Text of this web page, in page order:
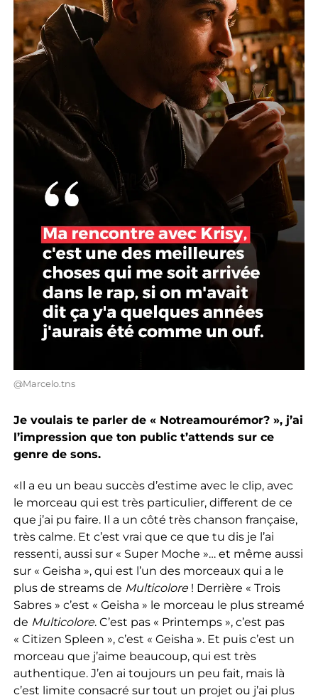
@Marcelo.tns
Je voulais te parler de « Notreamourémor? », j’ai
l’impression que ton public t’attends sur ce
genre de sons.
«Il a eu un beau succès d’estime avec le clip, avec
le morceau qui est très particulier, different de ce
que j’ai pu faire. Il a un côté très chanson française,
très calme. Et c’est vrai que ce que tu dis je l’ai
ressenti, aussi sur « Super Moche »… et même aussi
sur « Geisha », qui est l’un des morceaux qui a le
plus de streams de Multicolore! Derrière « Trois
Sabres » c’est « Geisha » le morceau le plus streamé
de Multicolore. C’est pas « Printemps », c’est pas
« Citizen Spleen », c’est « Geisha ». Et puis c’est un
morceau que j’aime beaucoup, qui est très
authentique. J’en ai toujours un peu fait, mais là
c’est limite consacré sur tout un projet ou j’ai plus